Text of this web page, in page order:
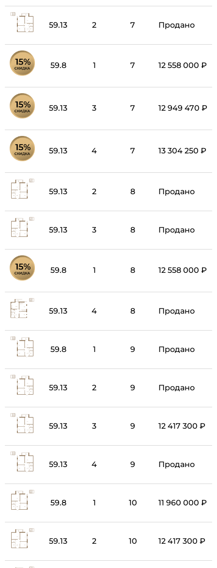
59.13 2 7 Продано
59.8 1 7 12 558 000 ₽
59.13 3 7 12 949 470 ₽
59.13 4 7 13 304 250 ₽
59.13 2 8 Продано
59.13 3 8 Продано
59.8 1 8 12 558 000 ₽
59.13 4 8 Продано
59.8 1 9 Продано
59.13 2 9 Продано
59.13 3 9 12 417 300 ₽
59.13 4 9 Продано
59.8 1 10 11 960 000 ₽
59.13 2 10 12 417 300 ₽